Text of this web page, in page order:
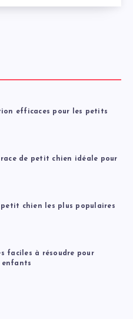
efficaces pour les petits
de petit chien idéale pour
petit chien les plus populaires
faciles à résoudre pour
enfants